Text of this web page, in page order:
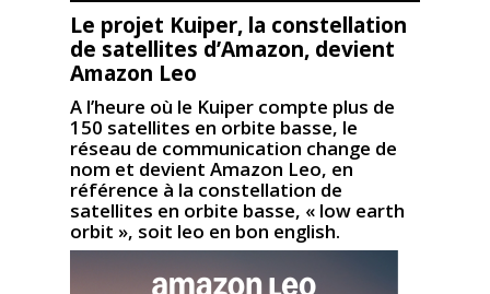
Le projet Kuiper, la constellation
de satellites d’Amazon, devient
Amazon Leo
A l’heure où le Kuiper compte plus de
150 satellites en orbite basse, le
réseau de communication change de
nom et devient Amazon Leo, en
référence à la constellation de
satellites en orbite basse, « low earth
orbit », soit leo en bon english.